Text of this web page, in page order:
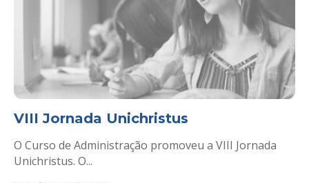
VIII Jornada Unichristus
O Curso de Administração promoveu a VIII Jornada
Unichristus. O...